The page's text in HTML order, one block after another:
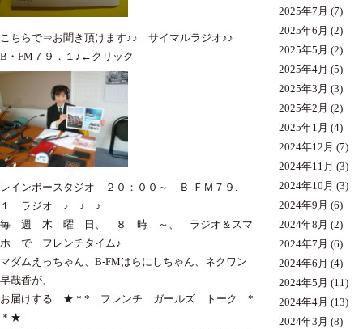
こちらで⇒お聞き 頂けます♪♪ サイマルラジオ♪♪
B・FM７９．１♪←クリック
レインボースタジオ ２０：００～ Ｂ-ＦＭ７９.
１ ラジオ ♪ ♪ ♪
毎 週 木 曜 日、 ８ 時 ～、 ラジオ＆スマ
ホ で フレンチタイム♪
マダムえっちゃん、B-FMはらにしちゃん、ネクワン
早哉香が、
お届けする ★＊* フレンチ ガールズ トーク *
＊★
2025年7月 (7)
2025年6月 (2)
2025年5月 (2)
2025年4月 (5)
2025年3月 (3)
2025年2月 (2)
2025年1月 (4)
2024年12月 (7)
2024年11月 (3)
2024年10月 (3)
2024年9月 (6)
2024年8月 (2)
2024年7月 (6)
2024年6月 (4)
2024年5月 (11)
2024年4月 (13)
2024年3月 (8)